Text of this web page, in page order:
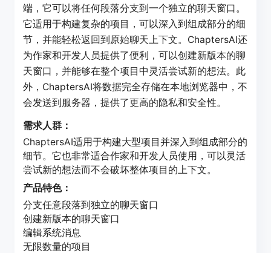
端，它可以将任何段落分支到一个独立的聊天窗口。
它适用于构建复杂的项目，可以深入到组成部分的细
节，并能轻松返回到原始聊天上下文。ChaptersAI还
为作家和开发人员提供了便利，可以创建新版本的聊
天窗口，并能够在整个项目中灵活尝试新的想法。此
外，ChaptersAI将数据完全存储在本地浏览器中，不
会发送到服务器，提供了更高的隐私和安全性。
需求人群：
ChaptersAI适用于构建大型项目并深入到组成部分的
细节。它也非常适合作家和开发人员使用，可以灵活
尝试新的想法而不会破坏整体项目的上下文。
产品特色：
分支任意段落到独立的聊天窗口
创建新版本的聊天窗口
编辑系统消息
无限数量的项目